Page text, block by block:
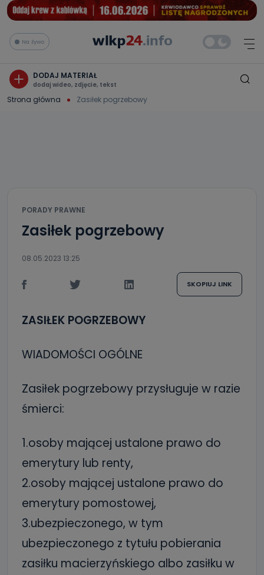
Na żywo
DODAJ MATERIAŁ
dodaj wideo, zdjęcie, tekst
Strona główna Zasiłek pogrzebowy
PORADY PRAWNE
Zasiłek pogrzebowy
08.05.2023 13:25
SKOPIUJ LINK
ZASIŁEK POGRZEBOWY
WIADOMOŚCI OGÓLNE
Zasiłek pogrzebowy przysługuje w razie
śmierci:
1.osoby mającej ustalone prawo do
emerytury lub renty,
2.osoby mającej ustalone prawo do
emerytury pomostowej,
3.ubezpieczonego, w tym
ubezpieczonego z tytułu pobierania
zasiłku macierzyńskiego albo zasiłku w